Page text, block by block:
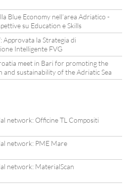
Blue Economy nell’area Adriatico -
su Education e Skills
Approvata la Strategia di
Intelligente FVG
meet in Bari for promoting the
and sustainability of the Adriatic Sea
network: Officine TL Compositi
network: PME Mare
network: MaterialScan